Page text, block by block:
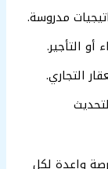
مدروسة.
أو التأجير.
التجاري.
واعدة لكل